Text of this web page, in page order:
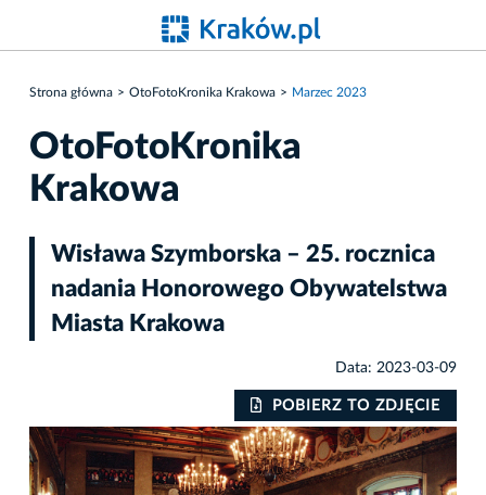
Strona główna OtoFotoKronika Krakowa Marzec 2023
OtoFotoKronika
Krakowa
Wisława Szymborska – 25. rocznica
nadania Honorowego Obywatelstwa
Miasta Krakowa
Data: 2023-03-09
POBIERZ TO ZDJĘCIE